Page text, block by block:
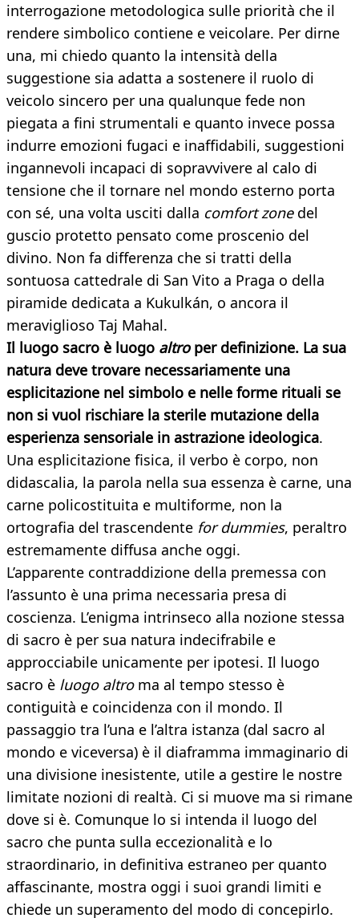
interrogazione metodologica sulle priorità che il
rendere simbolico contiene e veicolare. Per dirne
una, mi chiedo quanto la intensità della
suggestione sia adatta a sostenere il ruolo di
veicolo sincero per una qualunque fede non
piegata a fini strumentali e quanto invece possa
indurre emozioni fugaci e inaffidabili, suggestioni
ingannevoli incapaci di sopravvivere al calo di
tensione che il tornare nel mondo esterno porta
con sé, una volta usciti dalla comfort zonedel
guscio protetto pensato come proscenio del
divino. Non fa differenza che si tratti della
sontuosa cattedrale di San Vito a Praga o della
piramide dedicata a Kukulkán, o ancora il
meraviglioso Taj Mahal.
Il luogo sacro è luogo altroper definizione. La sua
natura deve trovare necessariamente una
esplicitazione nel simbolo e nelle forme rituali se
non si vuol rischiare la sterile mutazione della
esperienza sensoriale in astrazione ideologica.
Una esplicitazione fisica, il verbo è corpo, non
didascalia, la parola nella sua essenza è carne, una
carne policostituita e multiforme, non la
ortografia del trascendente for dummies, peraltro
estremamente diffusa anche oggi.
L’apparente contraddizione della premessa con
l’assunto è una prima necessaria presa di
coscienza. L’enigma intrinseco alla nozione stessa
di sacro è per sua natura indecifrabile e
approcciabile unicamente per ipotesi. Il luogo
sacro è luogo altro ma al tempo stesso è
contiguità e coincidenza con il mondo. Il
passaggio tra l’una e l’altra istanza (dal sacro al
mondo e viceversa) è il diaframma immaginario di
una divisione inesistente, utile a gestire le nostre
limitate nozioni di realtà. Ci si muove ma si rimane
dove si è. Comunque lo si intenda il luogo del
sacro che punta sulla eccezionalità e lo
straordinario, in definitiva estraneo per quanto
affascinante, mostra oggi i suoi grandi limiti e
chiede un superamento del modo di concepirlo.